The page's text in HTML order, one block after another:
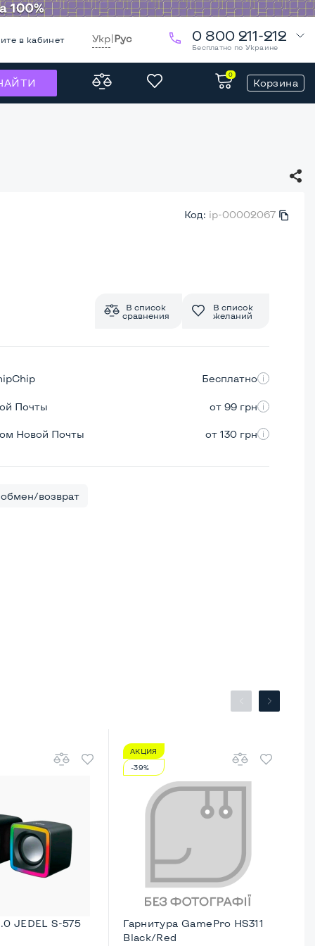
в кабинет Укр|Рус 0 800 211-212
Бесплатно по Украине
0
Корзина
Код: ip-00002067
В список
сравнения
В список
желаний
Бесплатно
Почты от 99 грн
Новой Почты от 130 грн
возврат
JEDEL S-575
АКЦИЯ
-39%
Гарнитура GamePro HS311
Black/Red